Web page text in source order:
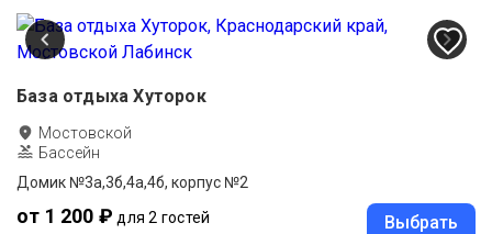
База отдыха Хуторок
Мостовской
Бассейн
Домик №3а,3б,4а,4б, корпус №2
от 1 200 ₽ для 2 гостей Выбрать